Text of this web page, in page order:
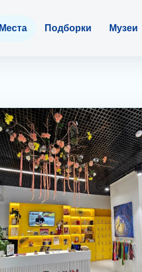
Места Подборки Музеи